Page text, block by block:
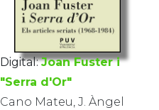
Digital: Joan Fuster i
"Serra d'Or"
Cano Mateu, J. Àngel